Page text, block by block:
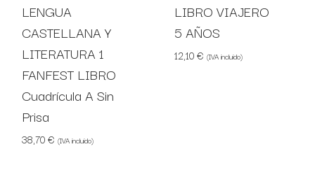
LENGUA
CASTELLANA Y
LITERATURA 1
FANFEST LIBRO
Cuadrícula A Sin
Prisa
38,70€ (IVA incluido)
LIBRO VIAJERO
5 AÑOS
12,10€ (IVA incluido)